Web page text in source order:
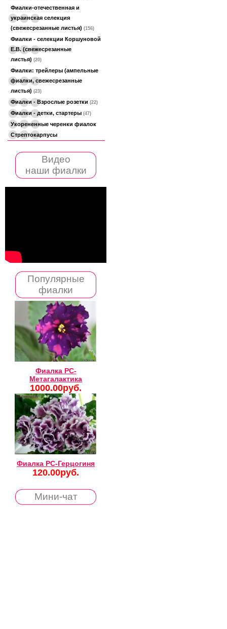
Фиалки-отечественная и
украинская селекция
(свежесрезанные листья) (156)
Фиалки - селекции Коршуновой
Е.В. (свежесрезанные
листья) (20)
Фиалки: трейлеры (ампельные
фиалки, свежесрезанные
листья) (23)
Фиалки - Взрослые розетки (22)
Фиалки - детки, стартеры (47)
Укорененные черенки фиалок
Стрептокарпусы
Видео
наши фиалки
Популярные
фиалки
Фиалка РС-
Метагалактика
1000.00руб.
Фиалка РС-Герцогиня
120.00руб.
Мини-чат